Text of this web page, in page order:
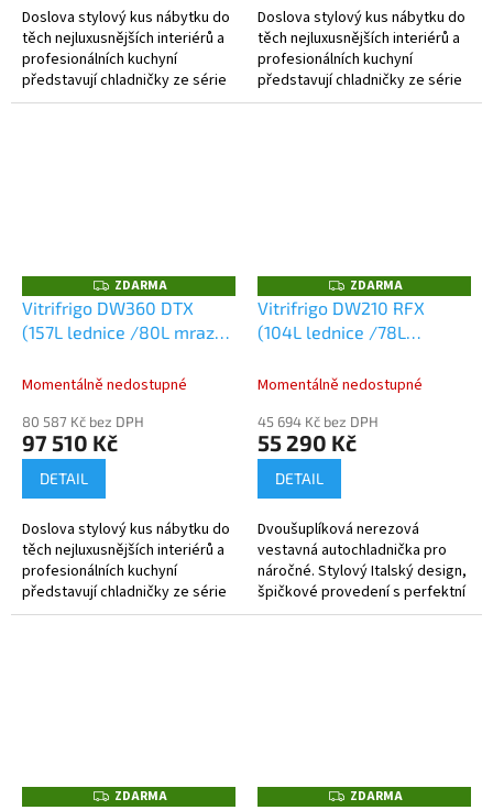
Doslova stylový kus nábytku do
těch nejluxusnějších interiérů a
profesionálních kuchyní
představují chladničky ze série
DW, které v sobě skloubí
Doslova stylový kus nábytku do
těch nejluxusnějších interiérů a
profesionálních kuchyní
představují chladničky ze série
DW, které v sobě skloubí
Z
D
A
R
ZDARMA
Vitrifrigo DW360 DTX
(157L lednice /80L mrazák
Momentálně nedostupné
80 587 Kč bez DPH
97 510 Kč
DETAIL
Doslova stylový kus nábytku do
těch nejluxusnějších interiérů a
profesionálních kuchyní
představují chladničky ze série
DW, které v sobě skloubí
Z
D
A
R
ZDARMA
Vitrifrigo DW210 RFX
(104L lednice /78L
Momentálně nedostupné
45 694 Kč bez DPH
55 290 Kč
DETAIL
Dvoušuplíková nerezová
vestavná autochladnička pro
náročné. Stylový Italský design,
špičkové provedení s perfektní
funkčností a výkonem.
ZZDARMA
ZZDARMA